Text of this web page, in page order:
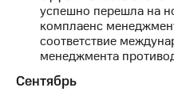
Информация
акционерам
Документы
ПАО
Собрания
успешно перешла на
комплаенс
соответствие
менеджмента
Сентябрь